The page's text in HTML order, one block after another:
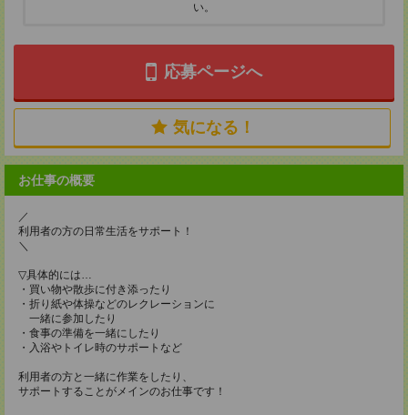
い。
応募ページへ
気になる！
お仕事の概要
／
利用者の方の日常生活をサポート！
＼
▽具体的には…
・買い物や散歩に付き添ったり
・折り紙や体操などのレクレーションに
一緒に参加したり
・食事の準備を一緒にしたり
・入浴やトイレ時のサポートなど
利用者の方と一緒に作業をしたり、
サポートすることがメインのお仕事です！